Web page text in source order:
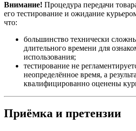
Внимание! Процедура передачи
его тестирование и ожидание
что:
большинство технически
длительного времени для
использования;
тестирование не
неопределённое время, а
квалифицированно оценены
Приёмка и претензии